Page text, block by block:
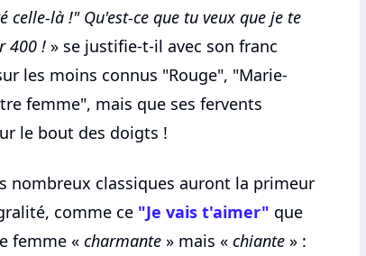
celle-là !" Qu'est-ce que tu veux que je te
400 ! » se justifie-t-il avec son franc
les moins connus "Rouge", "Marie-
femme", mais que ses fervents
le bout des doigts !
nombreux classiques auront la primeur
comme ce "Je vais t'aimer" que
femme « charmante » mais « chiante » :